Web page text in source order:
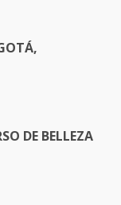
DE BELLEZA